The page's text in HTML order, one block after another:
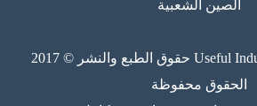
الصين الشعبية
حقوق الطبع والنشر © 2017 Useful Industrial Limited جميع
الحقوق محفوظة